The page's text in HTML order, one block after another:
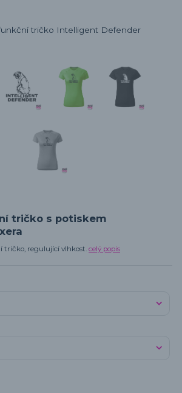
tričko s potiskem
tričko, regulující vlhkost. celý popis